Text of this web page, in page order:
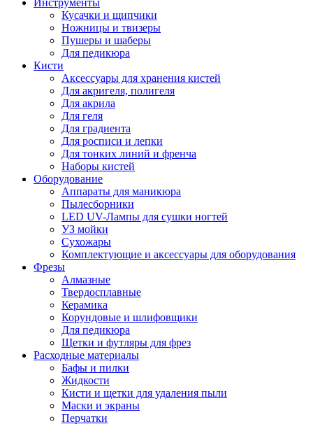
Инструменты
Кусачки и щипчики
Ножницы и твизеры
Пушеры и шаберы
Для педикюра
Кисти
Аксессуары для хранения кистей
Для акригеля, полигеля
Для акрила
Для геля
Для градиента
Для росписи и лепки
Для тонких линий и френча
Наборы кистей
Оборудование
Аппараты для маникюра
Пылесборники
LED UV-Лампы для сушки ногтей
УЗ мойки
Сухожары
Комплектующие и аксессуары для оборудования
Фрезы
Алмазные
Твердосплавные
Керамика
Корундовые и шлифовщики
Для педикюра
Щетки и футляры для фрез
Расходные материалы
Бафы и пилки
Жидкости
Кисти и щетки для удаления пыли
Маски и экраны
Перчатки